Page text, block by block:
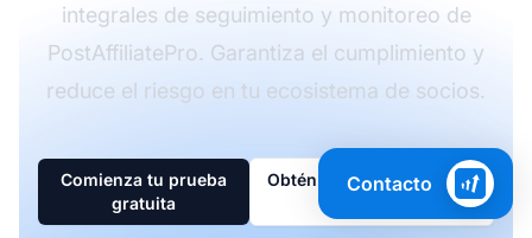
integrales de seguimiento y monitoreo de
PostAffiliatePro. Garantiza el cumplimiento y
reduce el riesgo en tu ecosistema de socios.
Comienza tu prueba
gratuita
Obtén asesoramiento
Contacto